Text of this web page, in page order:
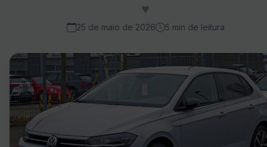
♥
25 de maio de 2026 5 min de leitura